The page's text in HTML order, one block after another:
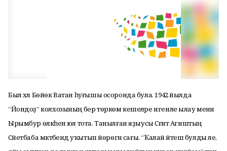
Был хәл Бөйөк Ватан һуғышы осоронда була. 1942 йылда
“Йондоҙ” колхозының бер төркөм кешеләре игенле ылау менән
Ырымбур өлкәһенә юл тота. Танылған яҙыусы Сәғит Агиштың
Сәйетбаба мәктәбендә уҡытып йөрөгән сағы. “Ҡалай йәтеш булды әле,